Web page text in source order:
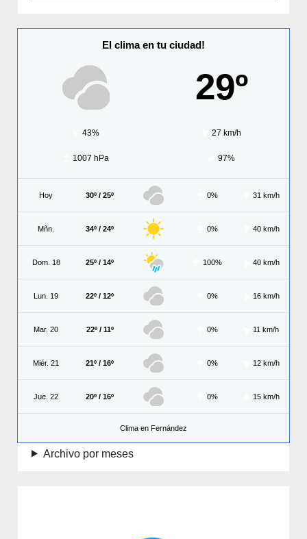
El clima en tu ciudad!
29º
43% 27 km/h
1007 hPa 97%
Hoy 30º / 25º 0% 31 km/h
Mñn. 34º / 24º 0% 40 km/h
Dom. 18 25º / 14º 100% 40 km/h
Lun. 19 22º / 12º 0% 16 km/h
Mar. 20 22º / 11º 0% 11 km/h
Miér. 21 21º / 16º 0% 12 km/h
Jue. 22 20º / 16º 0% 15 km/h
Clima en Fernández
Archivo por meses